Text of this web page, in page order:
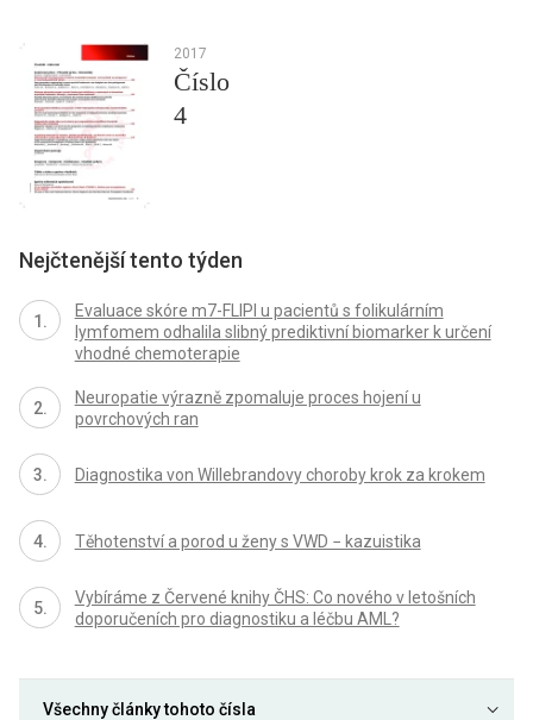
2017
Číslo
4
Nejčtenější tento týden
Evaluace skóre m7-FLIPI u pacientů s folikulárním
lymfomem odhalila slibný prediktivní biomarker k určení
vhodné chemoterapie
Neuropatie výrazně zpomaluje proces hojení u
povrchových ran
Diagnostika von Willebrandovy choroby krok za krokem
Těhotenství a porod u ženy s VWD − kazuistika
Vybíráme z Červené knihy ČHS: Co nového v letošních
doporučeních pro diagnostiku a léčbu AML?
Všechny články tohoto čísla